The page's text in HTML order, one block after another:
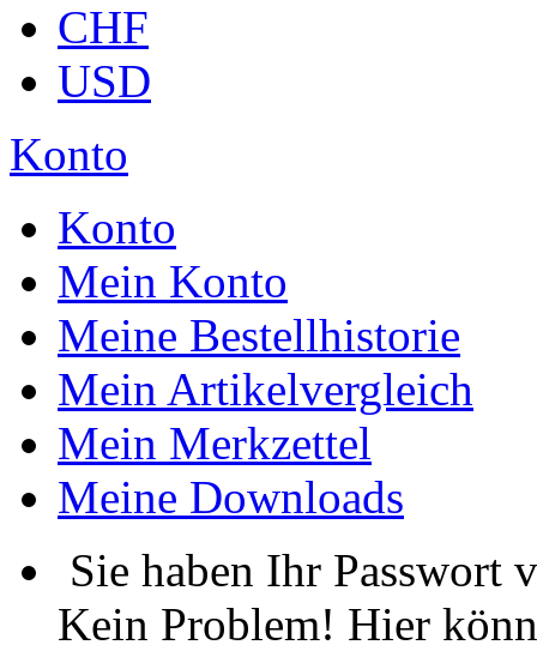
CHF
USD
Konto
Konto
Mein Konto
Meine Bestellhistorie
Mein Artikelvergleich
Mein Merkzettel
Meine Downloads
Sie haben Ihr Passwort
Kein Problem! Hier